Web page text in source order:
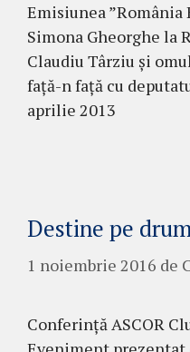
Emisiunea ”România
Simona Gheorghe la
Claudiu Târziu și
față-n față cu
aprilie 2013
Destine pe
1 noiembrie 2016 de
Conferință ASCOR